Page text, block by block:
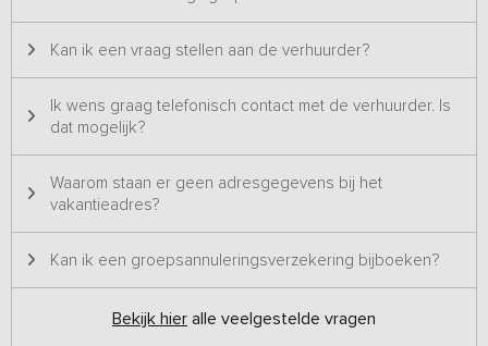
Kan ik een vraag stellen aan de verhuurder?
Ik wens graag telefonisch contact met de verhuurder. Is
dat mogelijk?
Waarom staan er geen adresgegevens bij het
vakantieadres?
Kan ik een groepsannuleringsverzekering bijboeken?
Bekijk hier alle veelgestelde vragen